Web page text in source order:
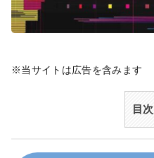
※当サイトは広告を含みます
目次